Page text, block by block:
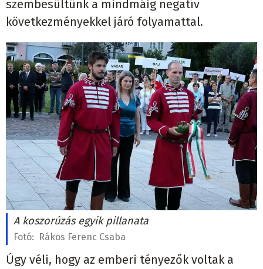
szembesültünk a mindmáig negatív
következményekkel járó folyamattal.
A koszorúzás egyik pillanata
Fotó: Rákos Ferenc Csaba
Úgy véli, hogy az emberi tényezők voltak a